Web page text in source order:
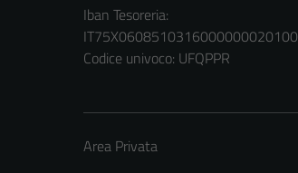
Iban Tesoreria:
IT75X0608510316000000020100
Codice univoco: UFQPPR
Area Privata